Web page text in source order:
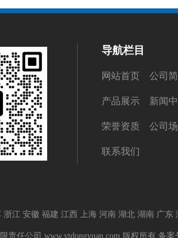
导航栏目
网站首页 公司
产品展示 新闻
荣誉资质 公司
联系我们
浙江 安徽 福建 江西 上海 河南 湖北 湖南 广东
责任公司 www.ytdongyuan.com 版权所有 备案